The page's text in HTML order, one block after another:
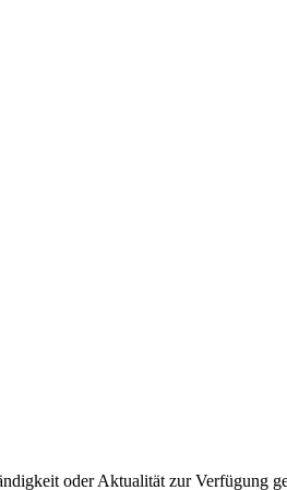
oder Aktualität zur Verfügung